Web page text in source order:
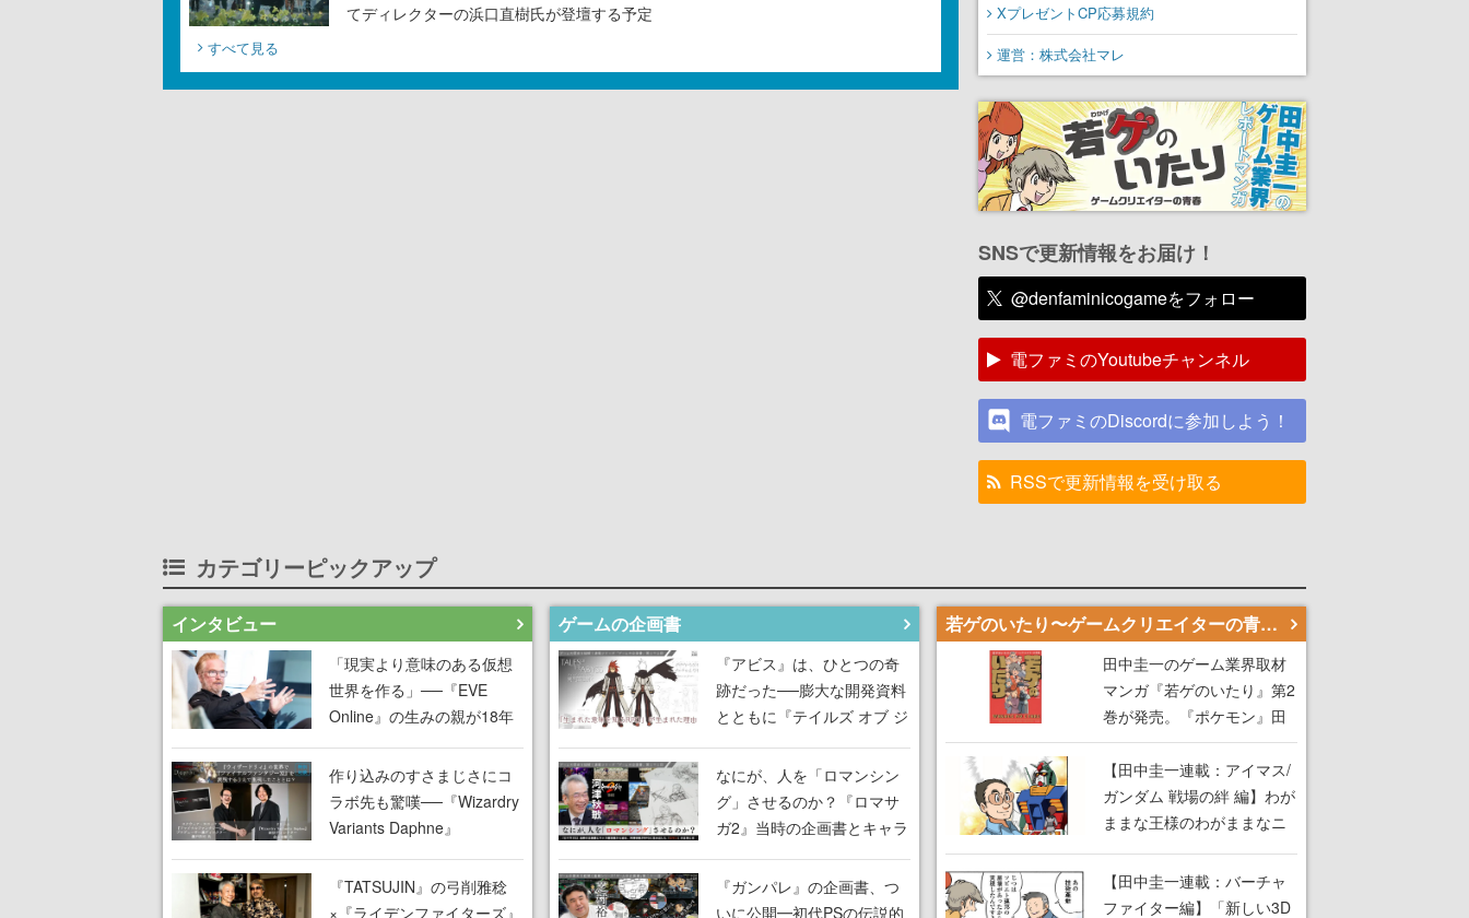
てディレクターの浜口直樹氏が登壇する予定
すべて見る
XプレゼントCP応募規約
運営：株式会社マレ
SNSで更新情報をお届け！
@denfaminicogameをフォロー
電ファミのYoutubeチャンネル
電ファミのDiscordに参加しよう！
RSSで更新情報を受け取る
カテゴリーピックアップ
インタビュー
「現実より意味のある仮想
世界を作る」──『EVE
Online』の生みの親が18年
掲げ続ける”クレイジーな宣
言”は、比喩ではなく本気だ
った
作り込みのすさまじさにコ
ラボ先も驚嘆──『Wizardry
Variants Daphne』
×『FFXI』コラボが期間限
定なのにジョブもキャラも
武器も戦闘システムもワン
『TATSUJIN』の弓削雅稔
×『ライデンファイターズ』
ゲームの企画書
『アビス』は、ひとつの奇
跡だった──膨大な開発資料
とともに『テイルズ オブ ジ
アビス』開発陣に聞く、
「生まれた意味を知る
RPG」が生まれた理由【ゲ
ームの企画書】
なにが、人を「ロマンシン
グ」させるのか？『ロマサ
ガ2』当時の企画書とキャラ
設定画から迫る、河津秋敏
がRPGに生み出した「ロマ
ン」の正体とは【ゲームの
『ガンパレ』の企画書、つ
いに公開━初代PSの伝説的
若ゲのいたり〜ゲームクリエイターの青春〜
田中圭一のゲーム業界取材
マンガ『若ゲのいたり』第2
巻が発売。『ポケモン』田
尻智さん、『ゼビウス』遠
藤雅伸さんらの貴重なエピ
ソードを収録
【田中圭一連載：アイマス/
ガンダム 戦場の絆 編】わが
ままな王様のわがままなニ
ーズを満たす！──小山順一
朗が貫く姿勢に、ゲームク
リエイターとしての矜持を
【田中圭一連載：バーチャ
ファイター編】「新しい3D